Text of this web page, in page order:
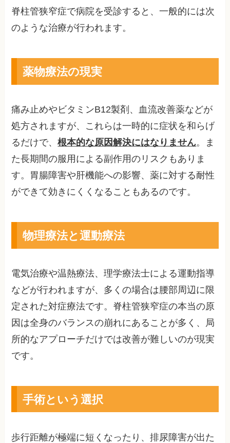
脊柱管狭窄症で病院を受診すると、一般的には次
のような治療が行われます。
薬物療法の現実
痛み止めやビタミンB12製剤、血流改善薬などが
処方されますが、これらは一時的に症状を和らげ
るだけで、根本的な原因解決にはなりません。ま
た長期間の服用による副作用のリスクもありま
す。胃腸障害や肝機能への影響、薬に対する耐性
ができて効きにくくなることもあるのです。
物理療法と運動療法
電気治療や温熱療法、理学療法士による運動指導
などが行われますが、多くの場合は腰部周辺に限
定された対症療法です。脊柱管狭窄症の本当の原
因は全身のバランスの崩れにあることが多く、局
所的なアプローチだけでは改善が難しいのが現実
です。
手術という選択
歩行距離が極端に短くなったり、排尿障害が出た